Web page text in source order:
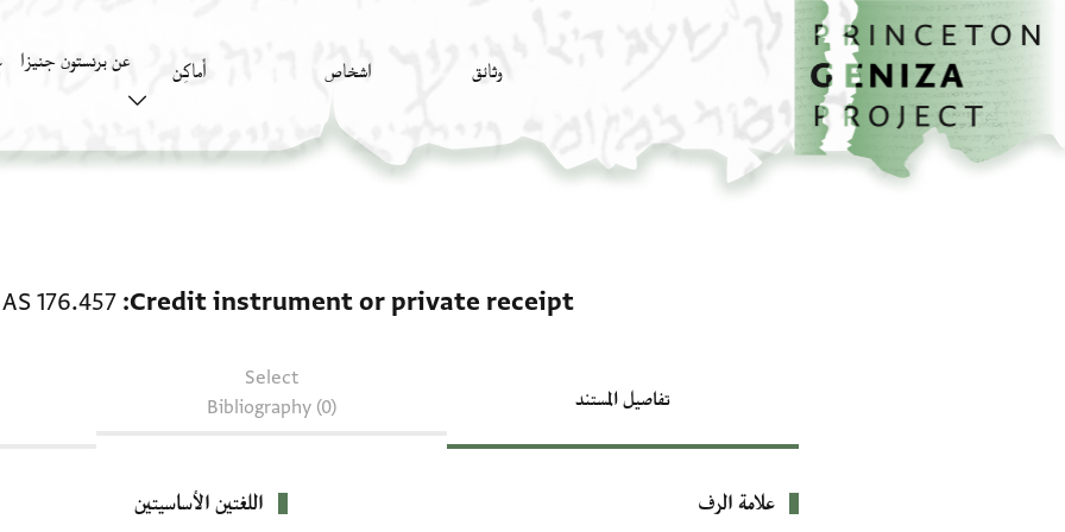
تخطي إلى المحتوى الرئيسي
الصفحة الرئيسية
وثائق اشخاص أَماكِن عن برنستون جنيزا
Credit instrument or private receipt
176.457
تفاصيل المستند
Select
Bibliography (0)
بيانات التعريف
علامة الرف اللغتين الأساسيتين